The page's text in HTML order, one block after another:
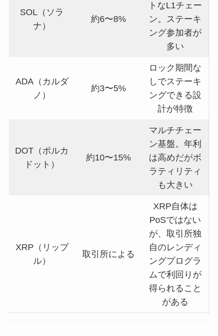
SOL（ソラ
ナ）
約6〜8%
トなL1チェー
ン。ステーキ
ング参加者が
多い
ADA（カルダ
ノ）
約3〜5%
ロック期間な
しでステーキ
ングできる設
計が特徴
DOT（ポルカ
ドット）
約10〜15%
マルチチェー
ン基盤。年利
は高めだがボ
ラティリティ
も大きい
XRP（リップ
ル）
取引所による
XRP自体は
PoSではない
が、取引所独
自のレンディ
ングプログラ
ムで利回りが
得られること
がある